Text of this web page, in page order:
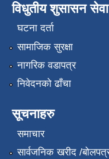
विधुतीय शुसासन सेवा
घटना दर्ता
सामाजिक सुरक्षा
नागरिक वडापत्र
निवेदनको ढाँचा
सूचनाहरु
समाचार
सार्वजनिक खरीद /